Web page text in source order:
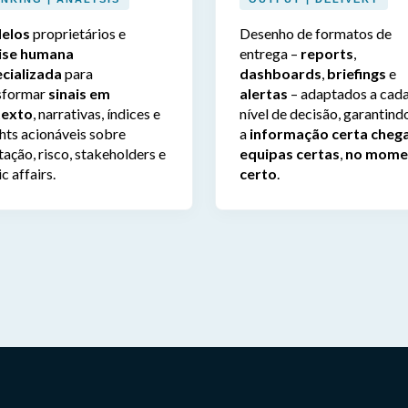
proprietários e
humana
para
sinais em
, narrativas, índices e
acionáveis sobre
risco, stakeholders e
affairs.
Desenho de formatos de
entrega – reports,
dashboards, briefings e
alertas – adaptados a
nível de decisão,
a informação certa
equipas certas, no
certo.